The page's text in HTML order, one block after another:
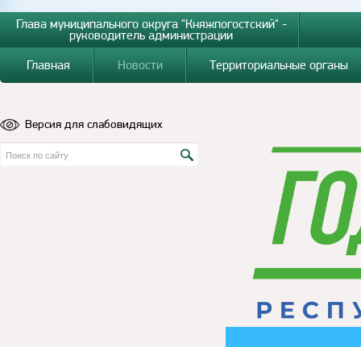
Глава муниципального округа "Княжпогостский" -
руководитель администрации
Главная
Новости Территориальные органы
Версия для слабовидящих